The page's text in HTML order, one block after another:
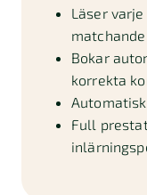
Läser
Bokar
korrekta
Full